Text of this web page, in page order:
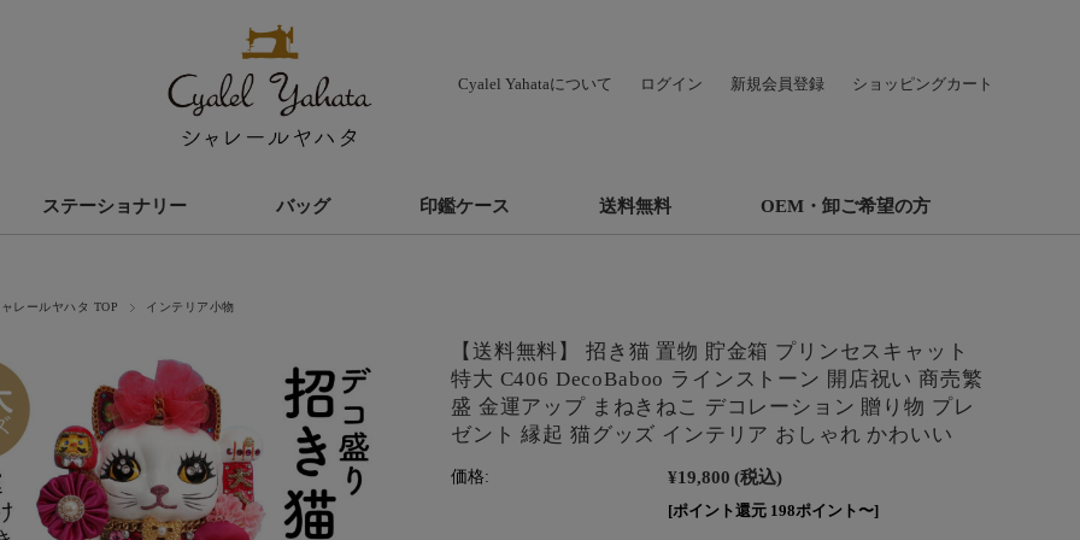
Cyalel Yahataについて ログイン 新規会員登録 ショッピングカート
ステーショナリー バッグ 印鑑ケース 送料無料 OEM・卸ご希望の方
レールヤハタ TOP インテリア小物
【送料無料】 招き猫 置物 貯金箱 プリンセスキャット
特大 C406 DecoBaboo ラインストーン 開店祝い 商売繁
盛 金運アップ まねきねこ デコレーション 贈り物 プレ
ゼント 縁起 猫グッズ インテリア おしゃれ かわいい
価格: ¥19,800 (税込)
[ポイント還元 198ポイント〜]